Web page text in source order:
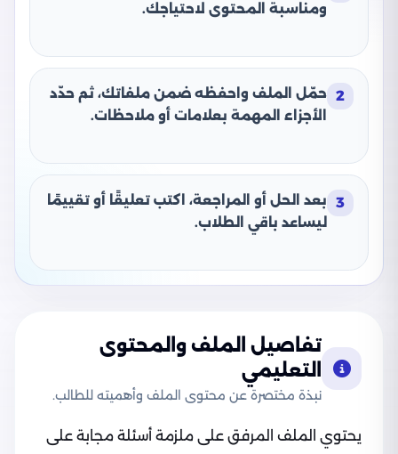
ومناسبة المحتوى لاحتياجك.
2 حمّل الملف واحفظه ضمن ملفاتك، ثم حدّد
الأجزاء المهمة بعلامات أو ملاحظات.
3
بعد الحل أو المراجعة، اكتب تعليقًا أو تقييمًا
ليساعد باقي الطلاب.
تفاصيل الملف والمحتوى
التعليمي
نبذة مختصرة عن محتوى الملف وأهميته للطالب.
يحتوي الملف المرفق على ملزمة أسئلة مجابة على